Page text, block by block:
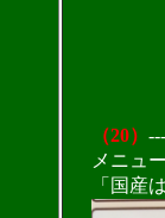
（20）
メニュ
「国産